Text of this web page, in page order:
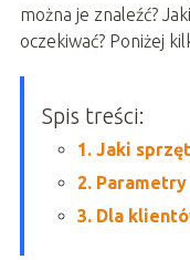
można je znaleźć?
oczekiwać? Poniżej
Spis treści:
1. Jaki
2. Parametry
3. Dla